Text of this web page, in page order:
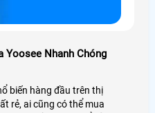
Yoosee Nhanh Chóng
biến hàng đầu trên thị
rẻ, ai cũng có thể mua